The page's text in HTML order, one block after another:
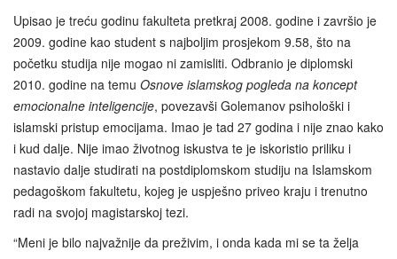
Upisao je treću godinu fakulteta pretkraj 2008. godine i završio je
2009. godine kao student s najboljim prosjekom 9.58, što na
početku studija nije mogao ni zamisliti. Odbranio je diplomski
2010. godine na temu Osnove islamskog pogleda na koncept
emocionalne inteligencije, povezavši Golemanov psihološki i
islamski pristup emocijama. Imao je tad 27 godina i nije znao kako
i kud dalje. Nije imao životnog iskustva te je iskoristio priliku i
nastavio dalje studirati na postdiplomskom studiju na Islamskom
pedagoškom fakultetu, kojeg je uspješno priveo kraju i trenutno
radi na svojoj magistarskoj tezi.
“Meni je bilo najvažnije da preživim, i onda kada mi se ta želja